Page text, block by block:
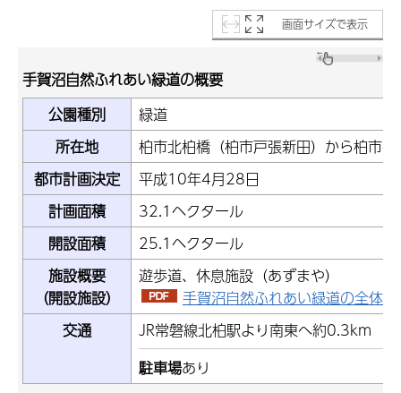
画面サイズで表示
手賀沼自然ふれあい緑道の概要
公園種別
緑道
所在地
柏市北柏橋（柏市戸張新田）から柏市
都市計画決定
平成10年4月28日
計画面積
32.1ヘクタール
開設面積
25.1ヘクタール
施設概要
（開設施設）
遊歩道、休息施設（あずまや）
手賀沼自然ふれあい緑道の全体
交通
JR常磐線北柏駅より南東へ約0.3km
駐車場あり